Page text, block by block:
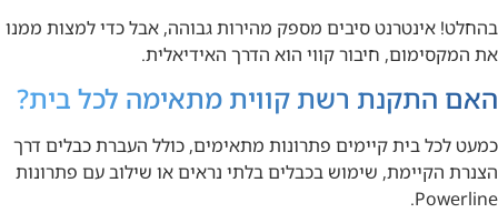
בהחלט! אינטרנט סיבים מספק מהירות גבוהה, אבל כדי למצות ממנו
את המקסימום, חיבור קווי הוא הדרך האידיאלית.
האם התקנת רשת קווית מתאימה לכל בית?
כמעט לכל בית קיימים פתרונות מתאימים, כולל העברת כבלים דרך
הצנרת הקיימת, שימוש בכבלים בלתי נראים או שילוב עם פתרונות
Powerline.